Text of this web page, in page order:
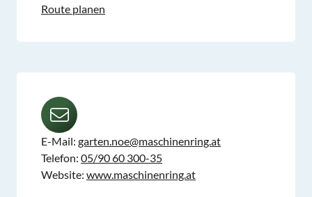
Route planen
E-Mail: garten.noe@maschinenring.at
Telefon: 05/90 60 300-35
Website: www.maschinenring.at